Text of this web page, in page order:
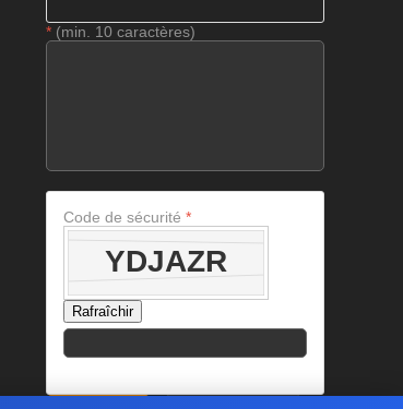
* (min. 10 caractères)
Code de sécurité *
Rafraîchir